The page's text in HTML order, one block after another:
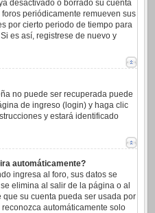
desactivado o borrado su cuenta
periódicamente remueven sus
por cierto periodo de tiempo para
es así, registrese de nuevo y
no puede ser recuperada puede
de ingreso (login) y haga clic
y estará identificado
automáticamente?
ingresa al foro, sus datos se
elimina al salir de la página o al
su cuenta pueda ser usada por
automáticamente solo